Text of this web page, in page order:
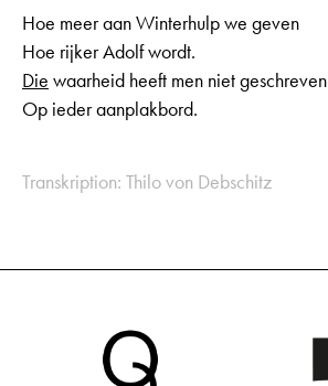
Hoe meer aan Winterhulp we geven
Hoe rijker Adolf wordt.
Die waarheid heeft men niet geschreven
Op ieder aanplakbord.
Transkription: Thilo von Debschitz